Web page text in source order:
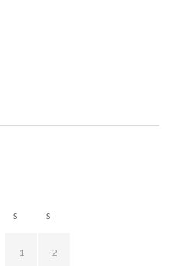
S S
1 2